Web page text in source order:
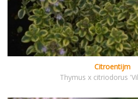
Citroentijm
Thymus x citriodorus